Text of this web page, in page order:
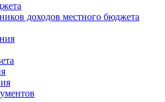
доходов местного бюджета